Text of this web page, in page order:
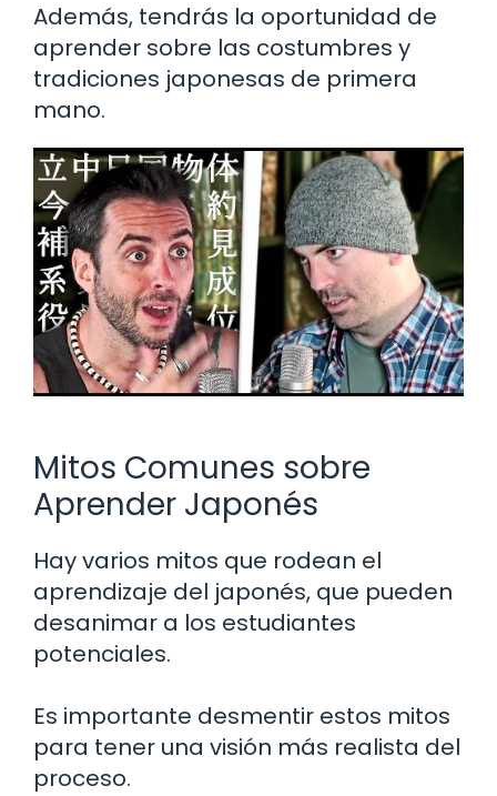
Además, tendrás la oportunidad de
aprender sobre las costumbres y
tradiciones japonesas de primera
mano.
Mitos Comunes sobre
Aprender Japonés
Hay varios mitos que rodean el
aprendizaje del japonés, que pueden
desanimar a los estudiantes
potenciales.
Es importante desmentir estos mitos
para tener una visión más realista del
proceso.